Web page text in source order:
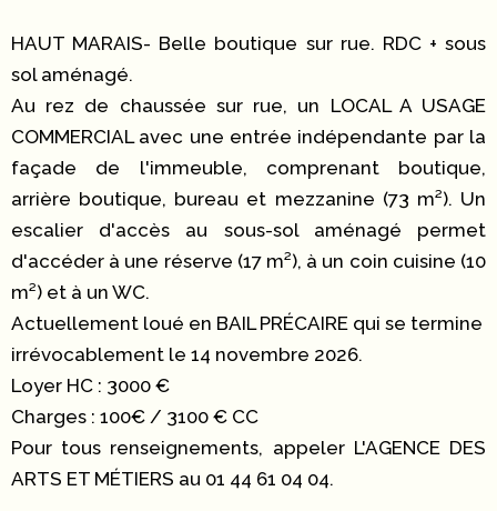
HAUT MARAIS- Belle boutique sur rue. RDC + sous
sol aménagé.
Au rez de chaussée sur rue, un LOCAL A USAGE
COMMERCIAL avec une entrée indépendante par la
façade de l'immeuble, comprenant boutique,
arrière boutique, bureau et mezzanine (73 m²). Un
escalier d'accès au sous-sol aménagé permet
d'accéder à une réserve (17 m²), à un coin cuisine (10
m²) et à un WC.
Actuellement loué en BAIL PRÉCAIRE qui se termine
irrévocablement le 14 novembre 2026.
Loyer HC : 3000 €
Charges : 100€ / 3100 € CC
Pour tous renseignements, appeler L'AGENCE DES
ARTS ET MÉTIERS au 01 44 61 04 04.